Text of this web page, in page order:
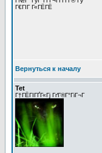
Г€ГІГ Г«ГЁГЁ
Вернуться к началу
Tet
Г†ГЁГІГҐГ«Гј ГґГ®Г°ГіГ¬Г